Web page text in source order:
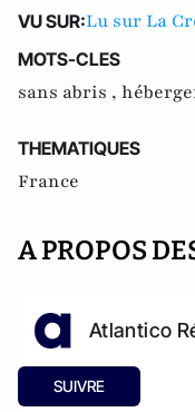
VU SUR:Lu sur La
MOTS-CLES
sans abris ,
THEMATIQUES
France
A PROPOS
Atlantico
SUIVRE